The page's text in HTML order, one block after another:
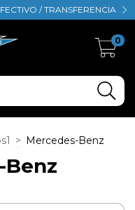
/ TRANSFERENCIA
0
> Mercedes-Benz
Benz